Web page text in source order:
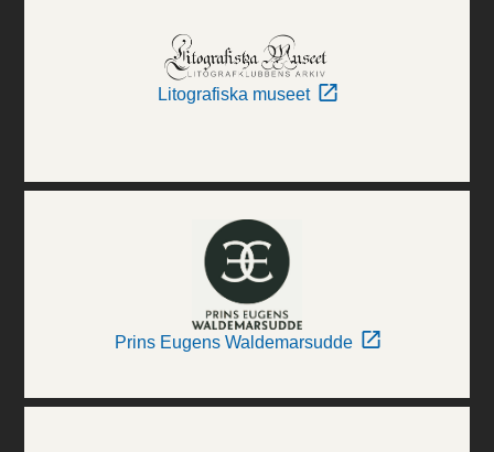
Litografiska museet
Prins Eugens Waldemarsudde